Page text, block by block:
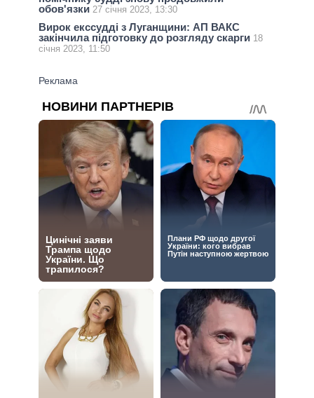
обов'язки 27 січня 2023, 13:30
Вирок екссудді з Луганщини: АП ВАКС
закінчила підготовку до розгляду скарги 18
січня 2023, 11:50